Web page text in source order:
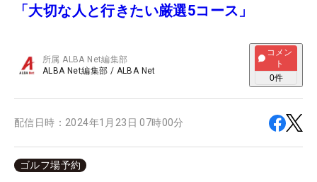
「大切な人と行きたい厳選5コース」
所属ALBA Net編集部
ALBA Net編集部 / ALBA Net
コメン
ト
0件
配信日時： 2024年1月23日 07時00分
ゴルフ場予約